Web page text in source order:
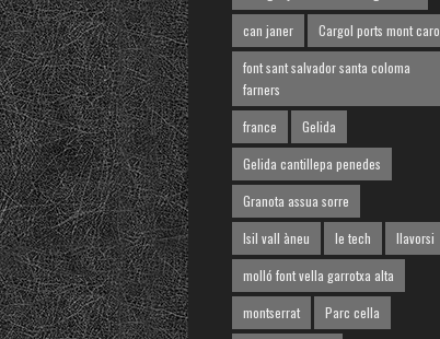
can janer
Cargol ports mont caro
font sant salvador santa coloma
farners
france
Gelida
Gelida cantillepa penedes
Granota assua sorre
Isil vall àneu
le tech
llavorsi
molló font vella garrotxa alta
montserrat
Parc cella